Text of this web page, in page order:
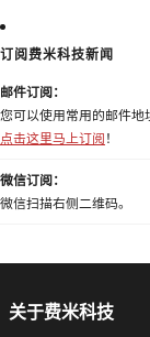
订阅费米科技新闻
邮件订阅：
您可以使用常用的邮件地
点击这里马上订阅 ！
微信订阅：
微信扫描右侧二维码。
关于费米科技